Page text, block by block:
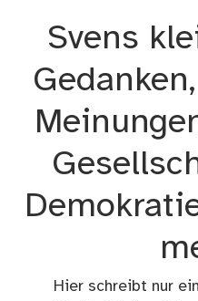
Svens
Hier schreibt nur